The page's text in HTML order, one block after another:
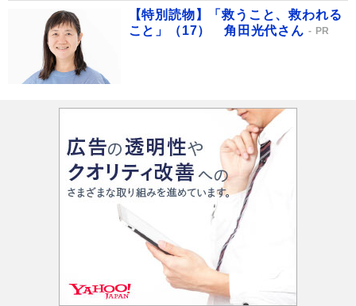
【特別読物】「救うこと、救われる
こと」（17） 角田光代さん
PR